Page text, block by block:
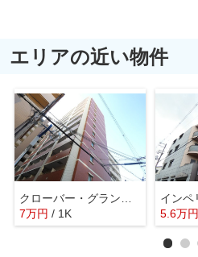
エリアの近い物件
7万円 / 1K
5.6万円